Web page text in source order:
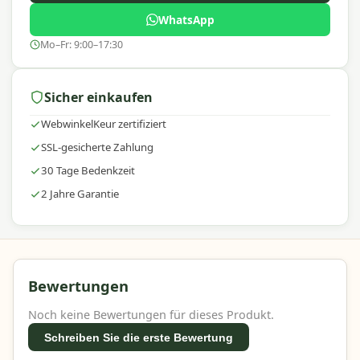
besuchen Sie unseren Webshop. Unser Team von
Gartenmöbelexperten steht Ihnen gerne zur
Verfügung!
MitMadisonentscheiden Sie sich für hochwertige
und nachhaltige Gartenaccessoires mit einem
ausgezeichneten Preis-Leistungs-Verhältnis. Wir
bieten ein breites Sortiment, schnelle Lieferung
und fachkundige Beratung, damit Sie Ihren
Außenbereich vertrauensvoll einrichten können.
WhatsApp
Mo–Fr: 9:00–17:30
Sicher einkaufen
WebwinkelKeur zertifiziert
SSL-gesicherte Zahlung
30 Tage Bedenkzeit
2 Jahre Garantie
Bewertungen
Noch keine Bewertungen für dieses Produkt.
Schreiben Sie die erste Bewertung